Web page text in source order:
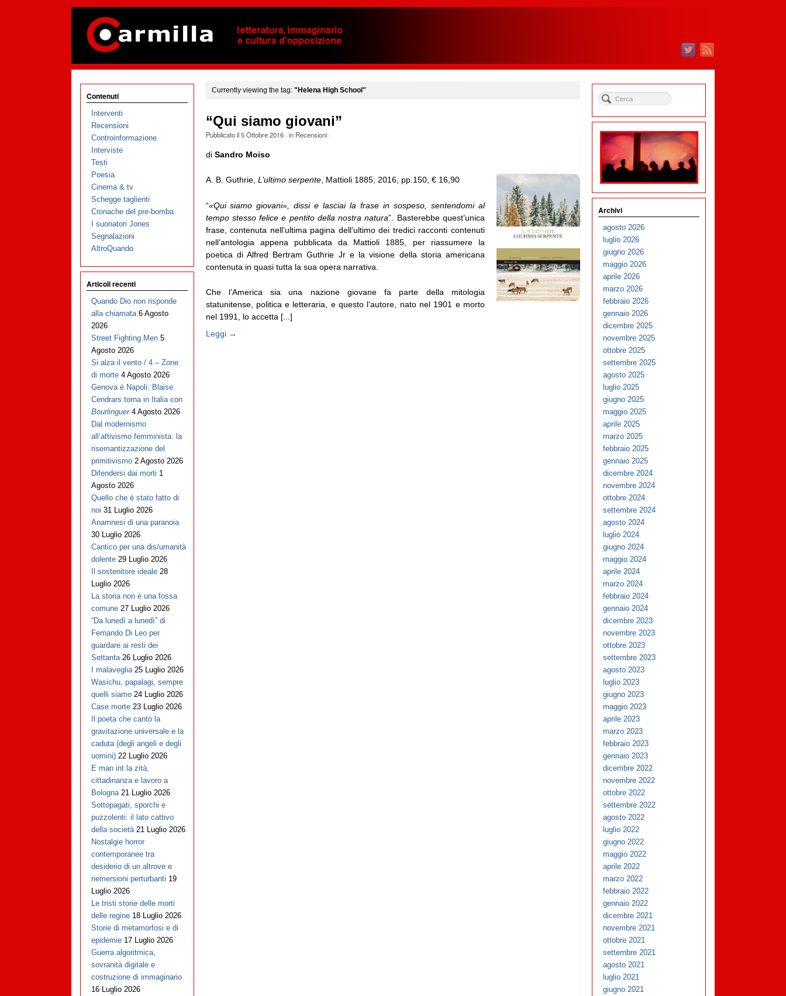
Currently viewing the tag: "Helena High School"
“Qui siamo giovani”
Pubblicato il5 Ottobre 2016· in Recensioni·
di Sandro Moiso
A. B. Guthrie, L’ultimo serpente, Mattioli 1885, 2016, pp.150, € 16,90
“«Qui siamo giovani», dissi e lasciai la frase in sospeso, sentendomi al
tempo stesso felice e pentito della nostra natura”. Basterebbe quest’unica
frase, contenuta nell’ultima pagina dell’ultimo dei tredici racconti contenuti
nell’antologia appena pubblicata da Mattioli 1885, per riassumere la
poetica di Alfred Bertram Guthrie Jr e la visione della storia americana
contenuta in quasi tutta la sua opera narrativa.
Che l’America sia una nazione giovane fa parte della mitologia
statunitense, politica e letteraria, e questo l’autore, nato nel 1901 e morto
nel 1991, lo accetta [...]
Leggi →
Contenuti
Interventi
Recensioni
Controinformazione
Interviste
Testi
Poesia
Cinema & tv
Schegge taglienti
Cronache del pre-bomba
I suonatori Jones
Segnalazioni
AltroQuando
Articoli recenti
Quando Dio non risponde
alla chiamata 6 Agosto
2026
Street Fighting Men 5
Agosto 2026
Si alza il vento / 4 – Zone
di morte 4 Agosto 2026
Genova è Napoli: Blaise
Cendrars torna in Italia con
Bourlinguer 4 Agosto 2026
Dal modernismo
all’attivismo femminista: la
risemantizzazione del
primitivismo 2 Agosto 2026
Difendersi dai morti 1
Agosto 2026
Quello che è stato fatto di
noi 31 Luglio 2026
Anamnesi di una paranoia
30 Luglio 2026
Cantico per una dis/umanità
dolente 29 Luglio 2026
Il sostenitore ideale 28
Luglio 2026
La storia non è una fossa
comune 27 Luglio 2026
“Da lunedì a lunedì” di
Fernando Di Leo per
guardare ai resti dei
Settanta 26 Luglio 2026
I malaveglia 25 Luglio 2026
Wasichu, papalagi, sempre
quelli siamo 24 Luglio 2026
Case morte 23 Luglio 2026
Il poeta che cantò la
gravitazione universale e la
caduta (degli angeli e degli
uomini) 22 Luglio 2026
E man int la zità,
cittadinanza e lavoro a
Bologna 21 Luglio 2026
Sottopagati, sporchi e
puzzolenti: il lato cattivo
della società 21 Luglio 2026
Nostalgie horror
contemporanee tra
desiderio di un altrove e
riemersioni perturbanti 19
Luglio 2026
Le tristi storie delle morti
delle regine 18 Luglio 2026
Storie di metamorfosi e di
epidemie 17 Luglio 2026
Guerra algoritmica,
sovranità digitale e
costruzione di immaginario
16 Luglio 2026
Archivi
agosto 2026
luglio 2026
giugno 2026
maggio 2026
aprile 2026
marzo 2026
febbraio 2026
gennaio 2026
dicembre 2025
novembre 2025
ottobre 2025
settembre 2025
agosto 2025
luglio 2025
giugno 2025
maggio 2025
aprile 2025
marzo 2025
febbraio 2025
gennaio 2025
dicembre 2024
novembre 2024
ottobre 2024
settembre 2024
agosto 2024
luglio 2024
giugno 2024
maggio 2024
aprile 2024
marzo 2024
febbraio 2024
gennaio 2024
dicembre 2023
novembre 2023
ottobre 2023
settembre 2023
agosto 2023
luglio 2023
giugno 2023
maggio 2023
aprile 2023
marzo 2023
febbraio 2023
gennaio 2023
dicembre 2022
novembre 2022
ottobre 2022
settembre 2022
agosto 2022
luglio 2022
giugno 2022
maggio 2022
aprile 2022
marzo 2022
febbraio 2022
gennaio 2022
dicembre 2021
novembre 2021
ottobre 2021
settembre 2021
agosto 2021
luglio 2021
giugno 2021